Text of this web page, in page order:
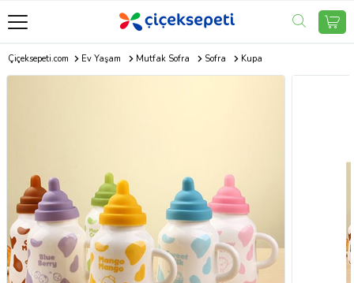
Çiçeksepeti.com Ev Yaşam Mutfak Sofra Sofra Kupa